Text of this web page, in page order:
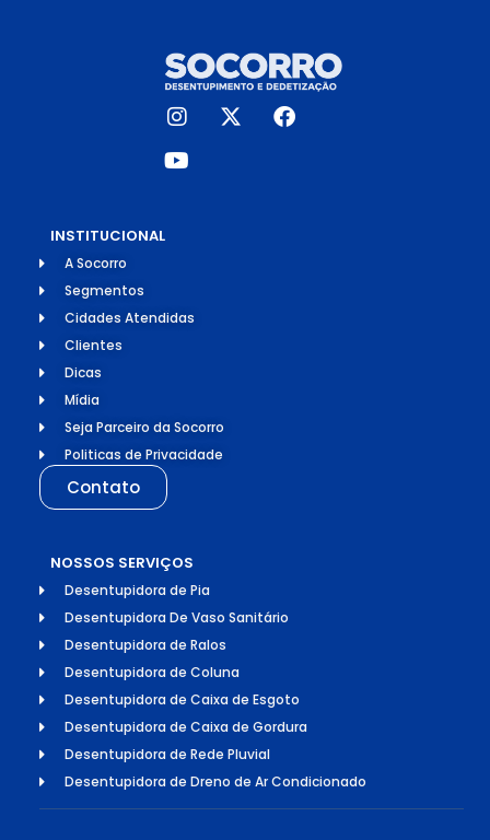
INSTITUCIONAL
A Socorro
Segmentos
Cidades Atendidas
Clientes
Dicas
Mídia
Seja Parceiro da Socorro
Politicas de Privacidade
Contato
NOSSOS SERVIÇOS
Desentupidora de Pia
Desentupidora De Vaso Sanitário
Desentupidora de Ralos
Desentupidora de Coluna
Desentupidora de Caixa de Esgoto
Desentupidora de Caixa de Gordura
Desentupidora de Rede Pluvial
Desentupidora de Dreno de Ar Condicionado